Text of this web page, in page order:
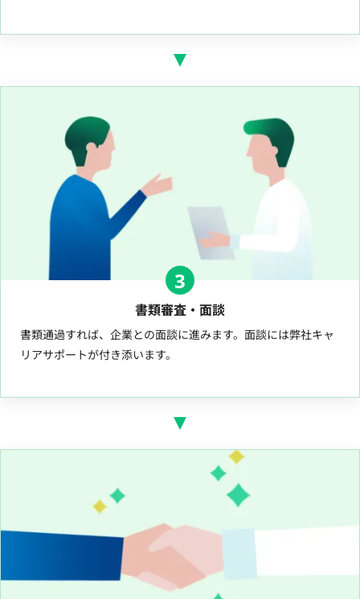
3
書類審査・面談
書類通過すれば、企業との面談に進みます。面談には弊社キャ
リアサポートが付き添います。